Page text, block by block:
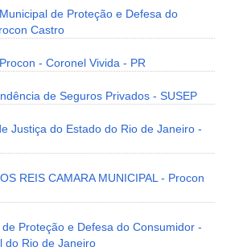
de Proteção e Defesa do
Castro
- Coronel Vivida - PR
de Seguros Privados - SUSEP
Justiça do Estado do Rio de Janeiro -
REIS CAMARA MUNICIPAL - Procon
Proteção e Defesa do Consumidor -
do Rio de Janeiro